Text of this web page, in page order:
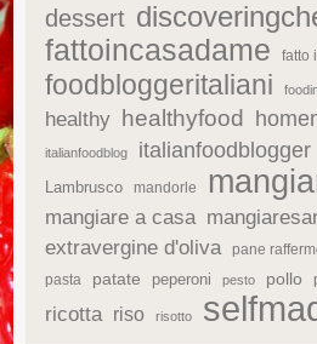
dessert
fattoincasadame fatto
foodbloggeritaliani
healthy healthyfood
italianfoodblog italianfoodblogger
Lambrusco mandorle
mangiare a casa
extravergine d'oliva
pane
pasta patate peperoni pesto pollo
ricotta riso risotto